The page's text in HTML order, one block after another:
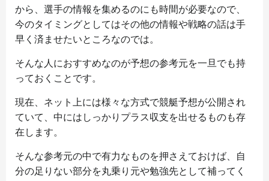
から、選手の情報を集めるのにも時間が必要なので、
今のタイミングとしてはその他の情報や戦略の話は手
早く済ませたいところなのでは。
そんな人におすすめなのが予想の参考元を一旦でも持
っておくことです。
現在、ネット上には様々な方式で競艇予想が公開され
ていて、中にはしっかりプラス収支を出せるものも存
在します。
そんな参考元の中で有力なものを押さえておけば、自
分の足りない部分を丸乗り元や勉強先として補ってく